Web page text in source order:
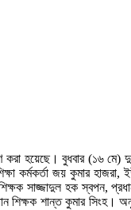
হয়েছে। বুধবার (১৬ মে)
কর্মকর্তা জয় কুমার
সাজ্জাদুল হক স্বপন,
শিক্ষক শান্ত কুমার সিংহ।